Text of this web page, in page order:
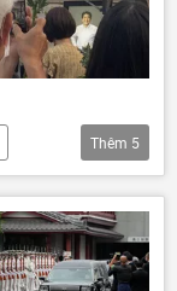
Thêm 5